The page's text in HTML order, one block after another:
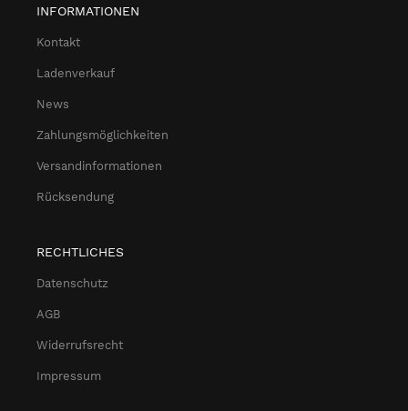
INFORMATIONEN
Kontakt
Ladenverkauf
News
Zahlungsmöglichkeiten
Versandinformationen
Rücksendung
RECHTLICHES
Datenschutz
AGB
Widerrufsrecht
Impressum